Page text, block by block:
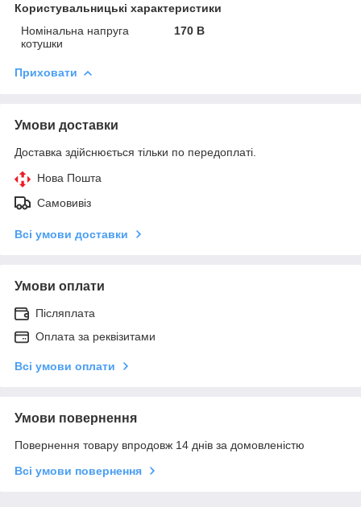
Користувальницькі характеристики
Номінальна напруга
котушки
170 В
Приховати
Умови доставки
Доставка здійснюється тільки по передоплаті.
Нова Пошта
Самовивіз
Всі умови доставки
Умови оплати
Післяплата
Оплата за реквізитами
Всі умови оплати
Умови повернення
Повернення товару впродовж 14 днів за домовленістю
Всі умови повернення